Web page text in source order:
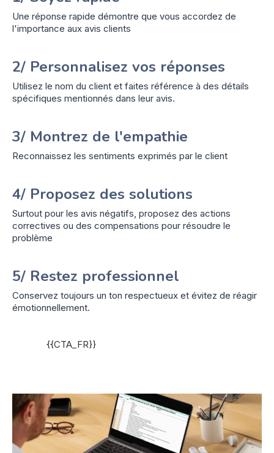
Une réponse rapide démontre que vous accordez de
l'importance aux avis clients
2/ Personnalisez vos réponses
Utilisez le nom du client et faites référence à des détails
spécifiques mentionnés dans leur avis.
3/ Montrez de l'empathie
Reconnaissez les sentiments exprimés par le client
4/ Proposez des solutions
Surtout pour les avis négatifs, proposez des actions
correctives ou des compensations pour résoudre le
problème
5/ Restez professionnel
Conservez toujours un ton respectueux et évitez de réagir
émotionnellement.
{{CTA_FR}}